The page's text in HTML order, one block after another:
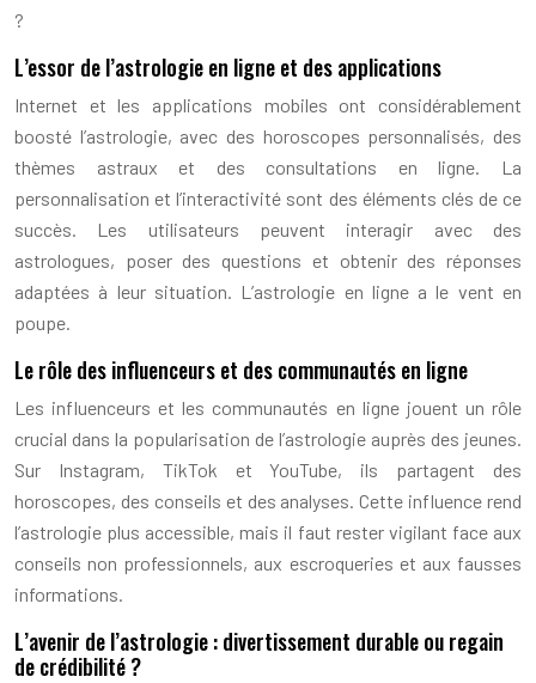
?
L’essor de l’astrologie en ligne et des applications
Internet et les applications mobiles ont considérablement
boosté l’astrologie, avec des horoscopes personnalisés, des
thèmes astraux et des consultations en ligne. La
personnalisation et l’interactivité sont des éléments clés de ce
succès. Les utilisateurs peuvent interagir avec des
astrologues, poser des questions et obtenir des réponses
adaptées à leur situation. L’astrologie en ligne a le vent en
poupe.
Le rôle des influenceurs et des communautés en ligne
Les influenceurs et les communautés en ligne jouent un rôle
crucial dans la popularisation de l’astrologie auprès des jeunes.
Sur Instagram, TikTok et YouTube, ils partagent des
horoscopes, des conseils et des analyses. Cette influence rend
l’astrologie plus accessible, mais il faut rester vigilant face aux
conseils non professionnels, aux escroqueries et aux fausses
informations.
L’avenir de l’astrologie : divertissement durable ou regain
de crédibilité ?